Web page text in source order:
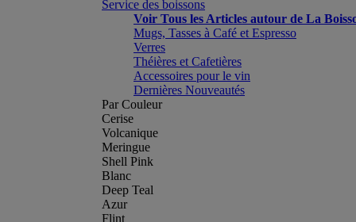
Service des boissons
Voir Tous les Articles autour de La
Mugs, Tasses à Café et Espresso
Verres
Théières et Cafetières
Accessoires pour le vin
Dernières Nouveautés
Par Couleur
Cerise
Volcanique
Meringue
Shell Pink
Blanc
Deep Teal
Azur
Flint